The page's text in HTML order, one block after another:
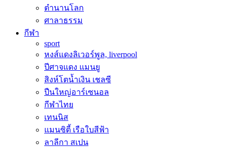
ตำนานโลก
ศาลาธรรม
กีฬา
sport
หงส์แดงลิเวอร์พูล, liverpool
ปีศาจแดง แมนยู
สิงห์โตน้ำเงิน เชลซี
ปืนใหญ่อาร์เซนอล
กีฬาไทย
เทนนิส
แมนซิตี้ เรือใบสีฟ้า
ลาลีกา สเปน